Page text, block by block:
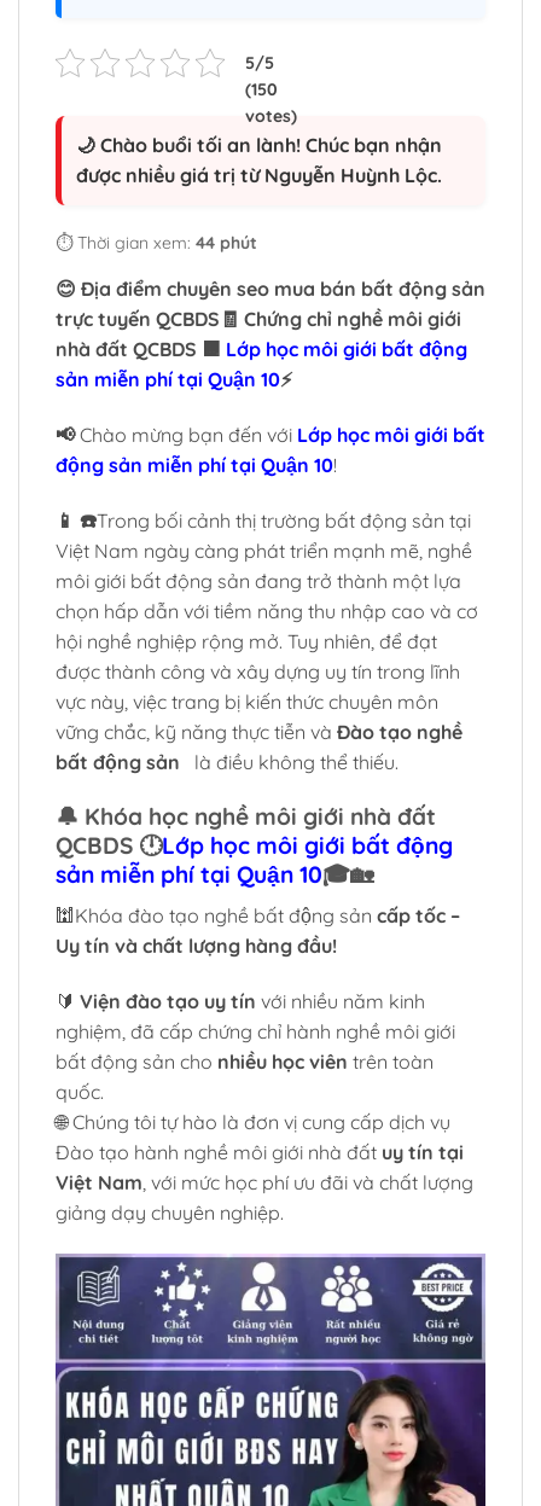
🌙 Chào buổi tối an lành! Chúc bạn nhận
được nhiều giá trị từ Nguyễn Huỳnh Lộc.
⏱️ Thời gian xem: 44 phút
😊 Địa điểm chuyên seo mua bán bất động sản
trực tuyến QCBDS🧾 Chứng chỉ nghề môi giới
nhà đất QCBDS 🟧 Lớp học môi giới bất động
sản miễn phí tại Quận 10⚡
📢Chào mừng bạn đến với Lớp học môi giới bất
động sản miễn phí tại Quận 10!
📱 ☎️Trong bối cảnh thị trường bất động sản tại
Việt Nam ngày càng phát triển mạnh mẽ, nghề
môi giới bất động sản đang trở thành một lựa
chọn hấp dẫn với tiềm năng thu nhập cao và cơ
hội nghề nghiệp rộng mở. Tuy nhiên, để đạt
được thành công và xây dựng uy tín trong lĩnh
vực này, việc trang bị kiến thức chuyên môn
vững chắc, kỹ năng thực tiễn và Đào tạo nghề
bất động sản
là điều không thể thiếu.
🔔 Khóa học nghề môi giới nhà đất
QCBDS 🕛Lớp học môi giới bất động
sản miễn phí tại Quận 10🎓🏡
🕍Khóa đào tạo nghề bất động sản cấp tốc –
Uy tín và chất lượng hàng đầu!
🔰 Viện đào tạo uy tín với nhiều năm kinh
nghiệm, đã cấp chứng chỉ hành nghề môi giới
bất động sản cho nhiều học viên trên toàn
quốc.
🌐 Chúng tôi tự hào là đơn vị cung cấp dịch vụ
Đào tạo hành nghề môi giới nhà đất uy tín tại
Việt Nam , với mức học phí ưu đãi và chất lượng
giảng dạy chuyên nghiệp.